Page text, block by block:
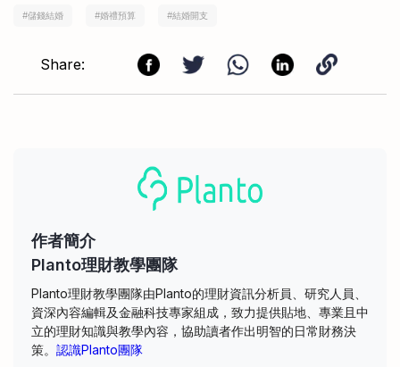
#儲錢結婚 #婚禮預算 #結婚開支
Share:
作者簡介
Planto理財教學團隊
Planto理財教學團隊由Planto的理財資訊分析員、研究人員、
資深內容編輯及金融科技專家組成，致力提供貼地、專業且中
立的理財知識與教學內容，協助讀者作出明智的日常財務決
策。 認識Planto團隊